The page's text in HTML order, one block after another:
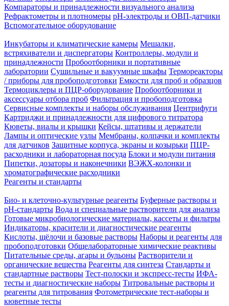
Компараторы и принадлежности визуального анализа
Рефрактометры и плотномеры pH-электроды и ОВП-датчики
Вспомогательное оборудование
Инкубаторы и климатические камеры Мешалки,
встряхиватели и диспергаторы Контроллеры, модули и
принадлежности Пробоотборники и портативные
лаборатории Сушильные и вакуумные шкафы Термореакторы
/ приборы для пробоподготовки Емкости для проб и образцов
Термоциклеры и ПЦР-оборудование Пробоотборники и
аксессуары отбора проб Фильтрация и пробоподготовка
Сервисные комплекты и наборы обслуживания Центрифуги
Картриджи и принадлежности для цифрового титратора
Кюветы, виалы и крышки Кейсы, штативы и держатели
Лампы и оптические узлы Мембраны, колпачки и комплекты
для датчиков Защитные корпуса, экраны и козырьки ПЦР-
расходники и лабораторная посуда Блоки и модули питания
Пипетки, дозаторы и наконечники ВЭЖХ-колонки и
хроматографические расходники
Реагенты и стандарты
Био- и клеточно-культурные реагенты Буферные растворы и
pH-стандарты Вода и специальные растворители для анализа
Готовые микробиологические материалы, кассеты и фильтры
Индикаторы, красители и диагностические реагенты
Кислоты, щёлочи и базовые растворы Наборы и реагенты для
пробоподготовки Общелабораторные химические реактивы
Питательные среды, агары и бульоны Растворители и
органические вещества Реагенты для синтеза Стандарты и
стандартные растворы Тест-полоски и экспресс-тесты ИФА-
тесты и диагностические наборы Титровальные растворы и
реагенты для титрования Фотометрические тест-наборы и
кюветные тесты